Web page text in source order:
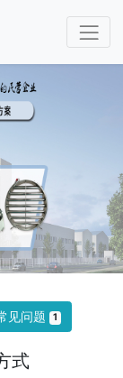
见问题 1
式